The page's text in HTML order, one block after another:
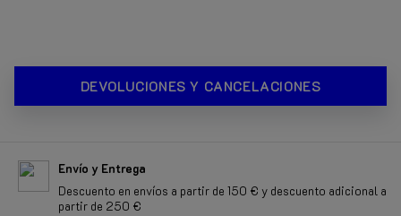
DEVOLUCIONES Y CANCELACIONES
Envío y Entrega
Descuento en envíos a partir de 150 € y descuento adicional a
partir de 250 €